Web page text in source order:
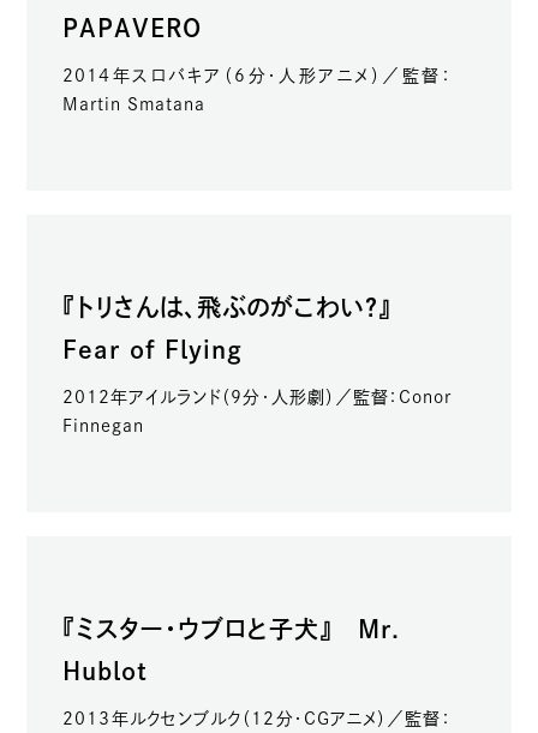
PAPAVERO
2014年スロバキア（6分・人形アニメ）／監督：
Martin Smatana
『トリさんは、飛ぶのがこわい？』
Fear of Flying
2012年アイルランド（9分・人形劇）／監督：Conor
Finnegan
『ミスター・ウブロと子犬』 Mr.
Hublot
2013年ルクセンブルク（12分・CGアニメ）／監督：